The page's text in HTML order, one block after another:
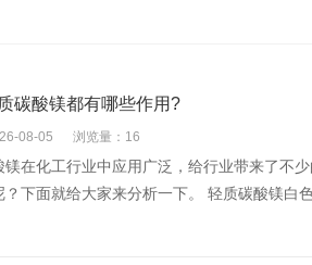
碳酸镁都有哪些作用?
08-05 浏览量：16
镁在化工行业中应用广泛，给行业带来了不
？下面就给大家来分析一下。 轻质碳酸镁白色